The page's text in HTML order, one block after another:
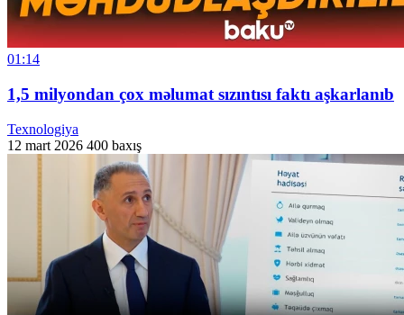
01:14
1,5 milyondan çox məlumat sızıntısı faktı aşkarlanıb
Texnologiya
12 mart 2026 400 baxış